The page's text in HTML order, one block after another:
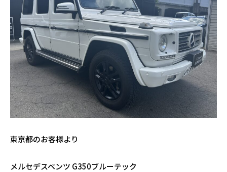
東京都のお客様より
メルセデスベンツ G350ブルーテック